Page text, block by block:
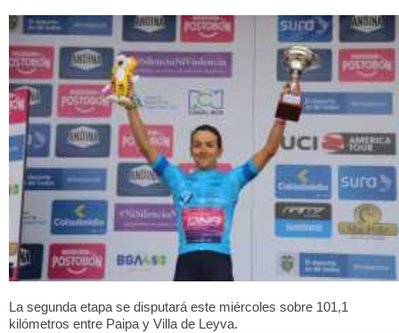
La segunda etapa se disputará este miércoles sobre 101,1
kilómetros entre Paipa y Villa de Leyva.